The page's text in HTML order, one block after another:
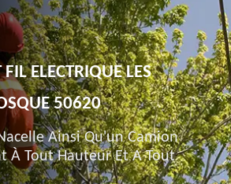
ELECTRIQUE LES
50620
Ainsi Qu'un Camion
À Tout Hauteur Et A Tout